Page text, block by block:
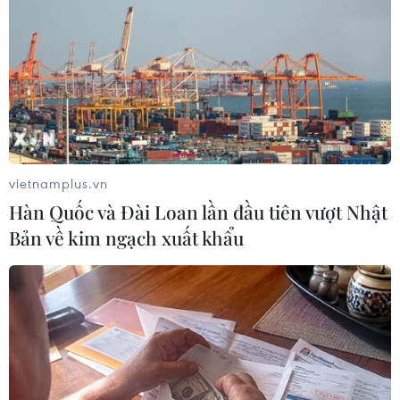
#Khắc phục hậu quả bão số 1
#Khôi phục hệ thống điện
#Tác động của thiên tai đến điện lực
vietnamplus.vn
Hàn Quốc và Đài Loan lần đầu tiên vượt Nhật
Bản về kim ngạch xuất khẩu